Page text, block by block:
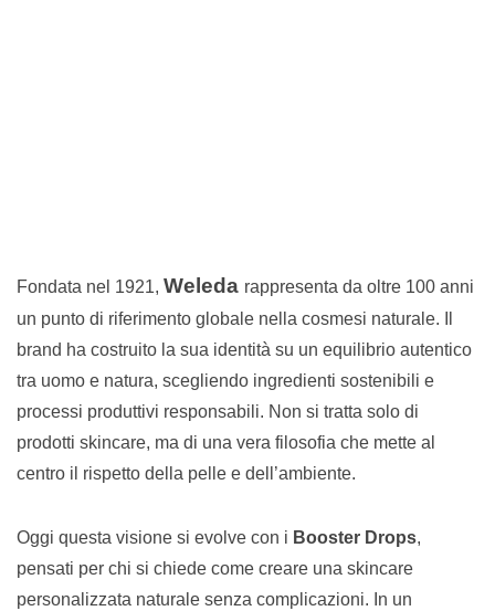
Fondata nel 1921, Weleda rappresenta da oltre 100 anni
un punto di riferimento globale nella cosmesi naturale. Il
brand ha costruito la sua identità su un equilibrio autentico
tra uomo e natura, scegliendo ingredienti sostenibili e
processi produttivi responsabili. Non si tratta solo di
prodotti skincare, ma di una vera filosofia che mette al
centro il rispetto della pelle e dell’ambiente.
Oggi questa visione si evolve con i Booster Drops,
pensati per chi si chiede come creare una skincare
personalizzata naturale senza complicazioni. In un